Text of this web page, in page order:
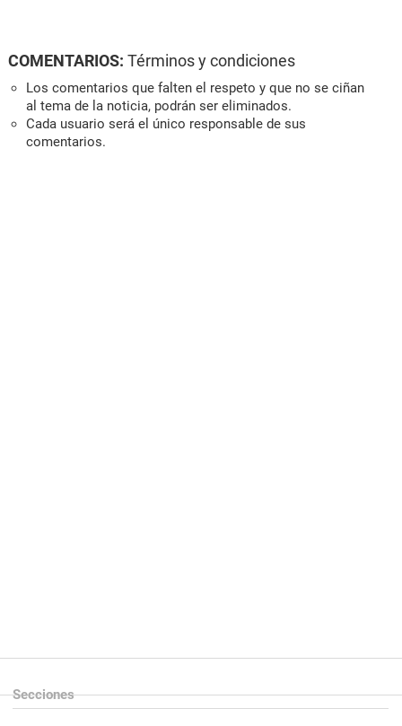
COMENTARIOS: Términos y condiciones
Los comentarios que falten el respeto y que no se ciñan
al tema de la noticia, podrán ser eliminados.
Cada usuario será el único responsable de sus
comentarios.
Secciones